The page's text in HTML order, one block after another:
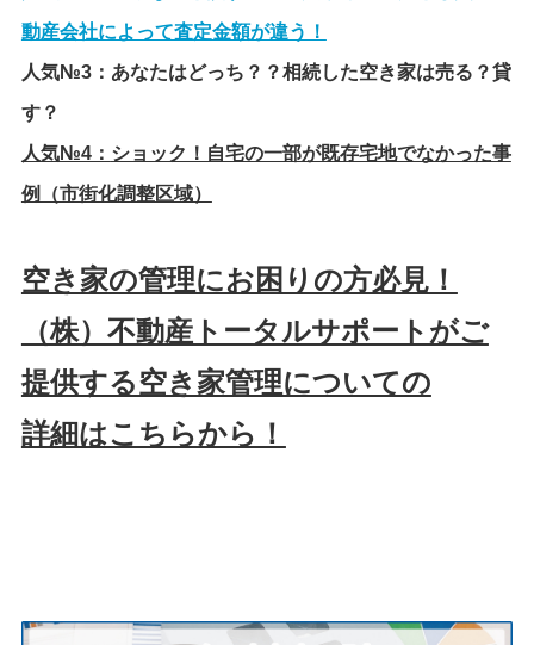
動産会社によって査定金額が違う！
人気№3： あなたはどっち？？相続した空き家は売る？貸
す？
人気№4： ショック！自宅の一部が既存宅地でなかった事
例（市街化調整区域）
空き家の管理にお困りの方必見！
（株）不動産トータルサポートがご
提供する空き家管理についての
詳細はこちらから！